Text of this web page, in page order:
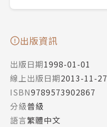
出版資訊
出版日期1998-01-01
線上出版日期2013-11-27
ISBN9789573902867
分級普級
語言繁體中文